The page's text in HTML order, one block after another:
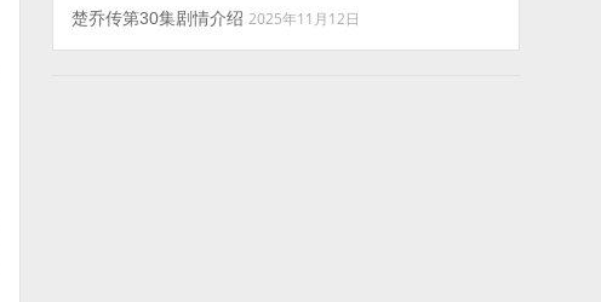
楚乔传第30集剧情介绍 2025年11月12日